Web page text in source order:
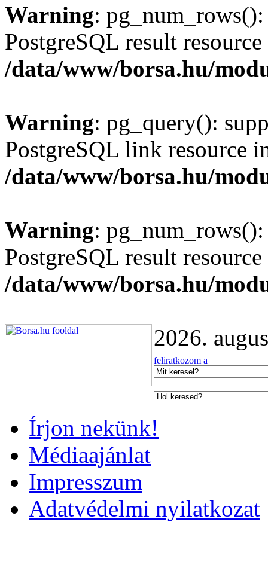
Warning:
PostgreSQL result
/data/www/borsa.hu/
Warning: pg_query():
PostgreSQL link resource
/data/www/borsa.hu/
Warning:
PostgreSQL result
/data/www/borsa.hu/
2026.
Írjon nekünk!
Médiaajánlat
Impresszum
Adatvédelmi nyilatkozat